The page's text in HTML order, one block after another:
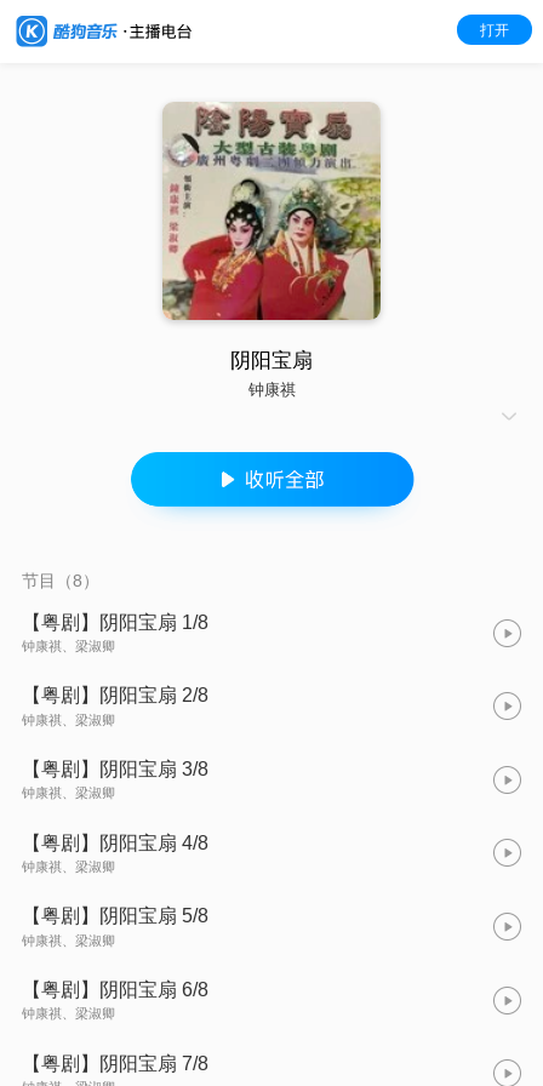
打开
阴阳宝扇
钟康祺
节目（8）
【粤剧】阴阳宝扇 1/8
钟康祺、梁淑卿
【粤剧】阴阳宝扇 2/8
钟康祺、梁淑卿
【粤剧】阴阳宝扇 3/8
钟康祺、梁淑卿
【粤剧】阴阳宝扇 4/8
钟康祺、梁淑卿
【粤剧】阴阳宝扇 5/8
钟康祺、梁淑卿
【粤剧】阴阳宝扇 6/8
钟康祺、梁淑卿
【粤剧】阴阳宝扇 7/8